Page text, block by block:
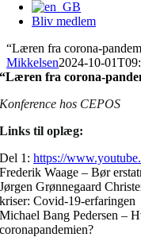
Bliv medlem
“Læren fra corona-
Mikkelsen2024-10-
“Læren fra corona-
Konference hos CEPOS
Links til oplæg:
Del 1:https://
Frederik Waage – Bør
Jørgen Grønnegaard
kriser: Covid-19-erfaringen
Michael Bang Pedersen –
coronapandemien?